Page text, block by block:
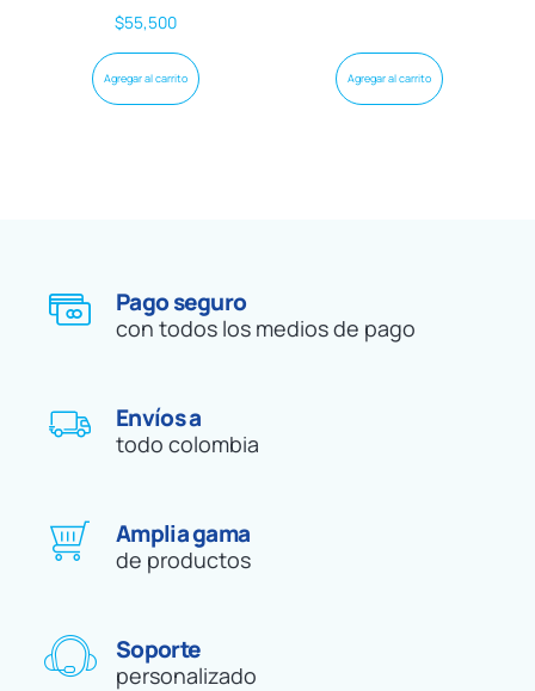
$55,500
Agregar al carrito Agregar al carrito
Pago seguro
con todos los medios de pago
Envíos a
todo colombia
Amplia gama
de productos
Soporte
personalizado